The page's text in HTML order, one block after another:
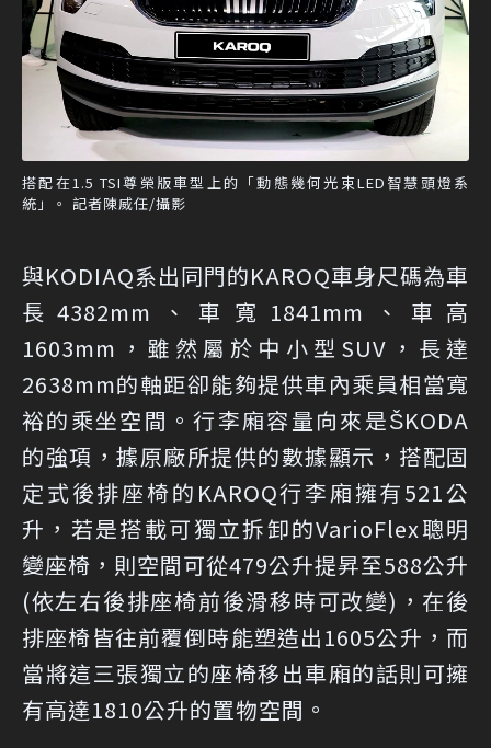
搭配在1.5 TSI尊榮版車型上的「動態幾何光束LED智慧頭燈系
統」。 記者陳威任/攝影
與KODIAQ系出同門的KAROQ車身尺碼為車
長4382mm、車寬1841mm、車高
1603mm，雖然屬於中小型SUV，長達
2638mm的軸距卻能夠提供車內乘員相當寬
裕的乘坐空間。行李廂容量向來是ŠKODA
的強項，據原廠所提供的數據顯示，搭配固
定式後排座椅的KAROQ行李廂擁有521公
升，若是搭載可獨立拆卸的VarioFlex聰明
變座椅，則空間可從479公升提昇至588公升
(依左右後排座椅前後滑移時可改變)，在後
排座椅皆往前覆倒時能塑造出1605公升，而
當將這三張獨立的座椅移出車廂的話則可擁
有高達1810公升的置物空間。